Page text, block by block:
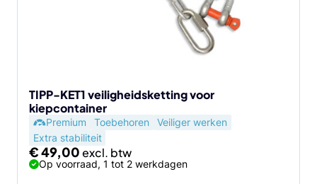
TIPP-KET1 veiligheidsketting voor
kiepcontainer
Premium Toebehoren
Veiliger werken
Extra stabiliteit
€49,00
Op voorraad, 1 tot 2 werkdagen